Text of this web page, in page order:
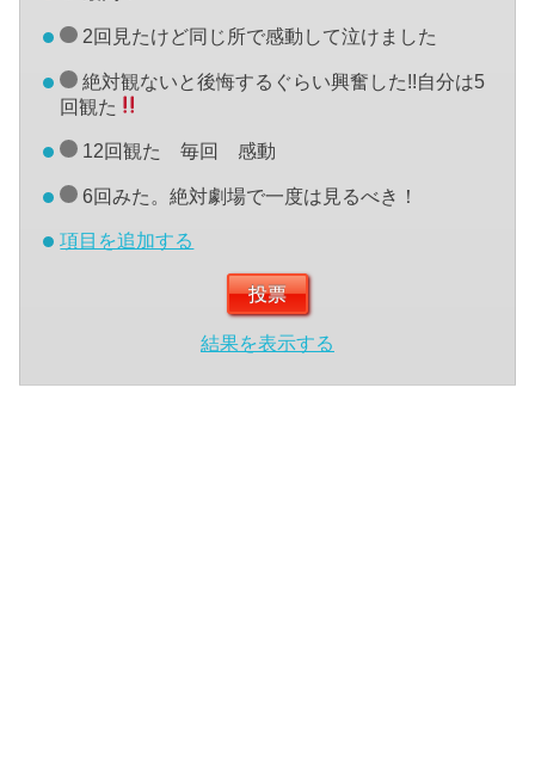
2回見たけど同じ所で感動して泣けました
絶対観ないと後悔するぐらい興奮した!!自分は5
回観た
12回観た 毎回 感動
6回みた。絶対劇場で一度は見るべき！
項目を追加する
結果を表示する